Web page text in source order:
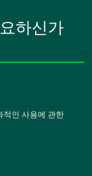
하신가
적인 사용에 관한